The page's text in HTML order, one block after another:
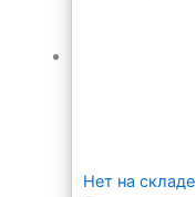
Нет на складе